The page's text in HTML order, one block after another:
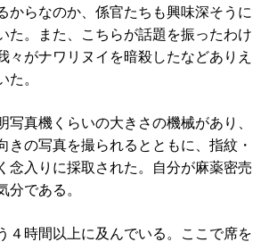
からなのか、係官たちも興味深そうに
た。また、こちらが話題を振ったわけ
々がナワリヌイを暗殺したなどありえ
た。
真機くらいの大きさの機械があり、
きの写真を撮られるとともに、指紋・
念入りに採取された。自分が麻薬密売
分である。
４時間以上に及んでいる。ここで席を